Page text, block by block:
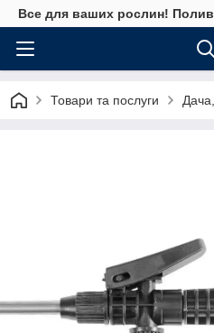
Все для ваших рослин! Полив:
Товари та послуги